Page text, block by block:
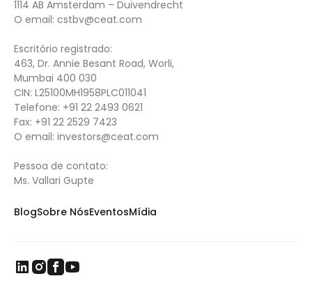
1114 AB Amsterdam – Duivendrecht
O email: cstbv@ceat.com
Escritório registrado:
463, Dr. Annie Besant Road, Worli,
Mumbai 400 030
CIN: L25100MH1958PLC011041
Telefone: +91 22 2493 0621
Fax: +91 22 2529 7423
O email: investors@ceat.com
Pessoa de contato:
Ms. Vallari Gupte
BlogSobre NósEventosMídia